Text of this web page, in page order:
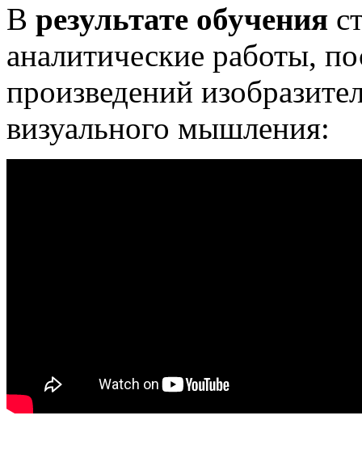
В результате обучения
аналитические работы,
произведений
визуального мышления: